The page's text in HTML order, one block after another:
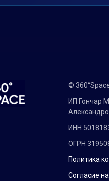
©
ИП Гончар
ИНН
ОГРН
Политика
Согласие